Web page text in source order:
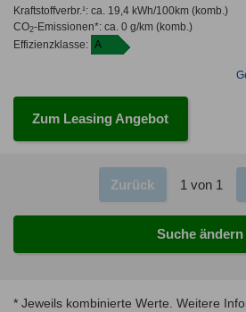
Kraftstoffverbr.¹: ca. 19,4 kWh/100km(komb.)
CO2-Emissionen*: ca. 0 g/km(komb.)
Effizienzklasse: A
Zum Leasing Angebot
Zurück 1 von 1
Suche ändern
* Jeweils kombinierte Werte. Weitere